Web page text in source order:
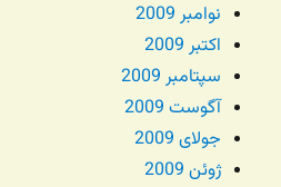
نوامبر 2009
اکتبر 2009
سپتامبر 2009
آگوست 2009
جولای 2009
ژوئن 2009